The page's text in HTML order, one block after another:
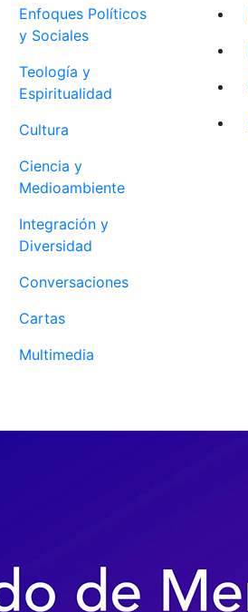
Enfoques Políticos
y Sociales
Teología y
Espiritualidad
Cultura
Ciencia y
Medioambiente
Integración y
Diversidad
Conversaciones
Cartas
Multimedia